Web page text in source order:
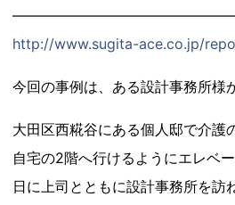
http://www.sugita-ace.co.jp/
今回の事例は、ある設計事務所様
大田区西糀谷にある個人邸で介護
自宅の2階へ行けるようにエレベ
日に上司とともに設計事務所を訪